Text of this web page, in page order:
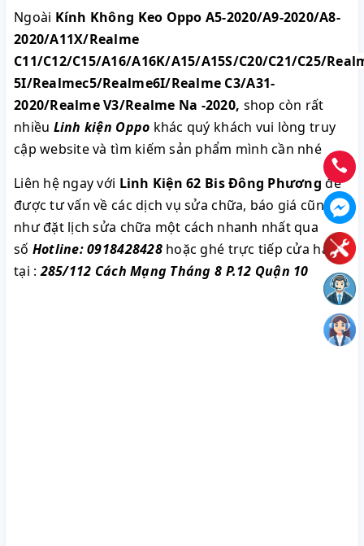
Ngoài Kính Không Keo Oppo A5-2020/A9-2020/A8-
2020/A11X/Realme
C11/C12/C15/A16/A16K/A15/A15S/C20/C21/C25/
5I/Realmec5/Realme6I/Realme C3/A31-
2020/Realme V3/Realme Na -2020, shop còn rất
nhiều Linh kiện Oppo khác quý khách vui lòng truy
cập website và tìm kiếm sản phẩm mình cần nhé
Liên hệ ngay với Linh Kiện 62 Bis Đông Phương để
được tư vấn về các dịch vụ sửa chữa, báo giá cũng
như đặt lịch sửa chữa một cách nhanh nhất qua
số Hotline: 0918428428hoặc ghé trực tiếp cửa hàng
tại :285/112 Cách Mạng Tháng 8 P.12 Quận 10